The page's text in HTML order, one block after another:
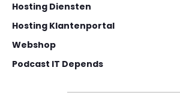
Hosting Diensten
Hosting Klantenportal
Webshop
Podcast IT Depends